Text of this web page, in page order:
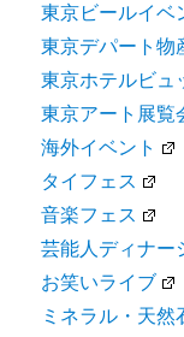
東京ビールイベ
東京デパート物
東京ホテルビュ
東京アート展覧
海外イベント
タイフェス
音楽フェス
芸能人ディナー
お笑いライブ
ミネラル・天然